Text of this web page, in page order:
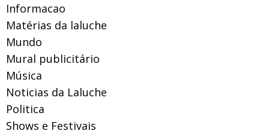
Informacao
Matérias da laluche
Mundo
Mural publicitário
Música
Noticias da Laluche
Politica
Shows e Festivais